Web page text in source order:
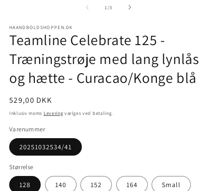
1/af
3
HAANDBOLDSHOPPEN.DK
Teamline Celebrate 125 -
Træningstrøje med lang lynlås
og hætte - Curacao/Konge blå
Normalpris
529,00 DKK
Inklusiv moms Levering vælges ved betaling.
Varenummer
20251032534/41
Størrelse
128 140 152 164 Small